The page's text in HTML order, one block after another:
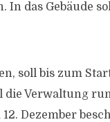
das Gebäude
soll bis zum
Verwaltung
Dezember